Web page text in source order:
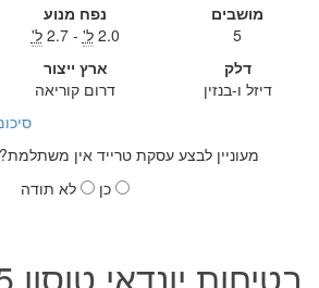
מושבים
5
נפח מנוע
2.0 ל' - 2.7 ל'
דלק
דיזל ו-בנזין
ארץ ייצור
דרום קוריאה
מעוניין לבצע עסקת טרייד אין
כן
לא תודה